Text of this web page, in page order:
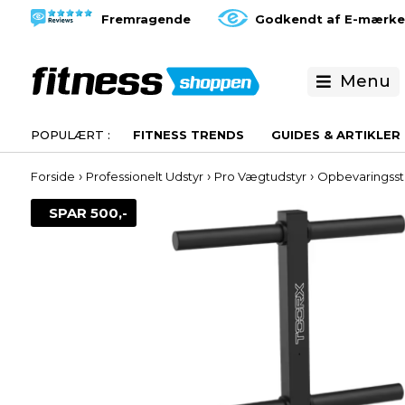
Fremragende Godkendt af E-
Menu
FITNESS TRENDS GUIDES & ARTIKLER
Forside › Professionelt Udstyr› Pro Vægtudstyr›
SPAR 500,-